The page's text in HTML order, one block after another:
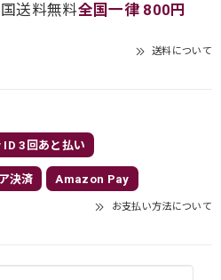
送料無料全国一律 800円
送料について
ID 3回あと払い
決済 Amazon Pay
お支払い方法について